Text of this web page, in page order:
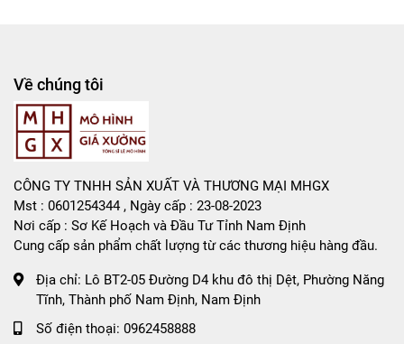
Về chúng tôi
CÔNG TY TNHH SẢN XUẤT VÀ THƯƠNG MẠI MHGX
Mst : 0601254344 , Ngày cấp : 23-08-2023
Nơi cấp : Sơ Kế Hoạch và Đầu Tư Tỉnh Nam Định
Cung cấp sản phẩm chất lượng từ các thương hiệu hàng đầu.
Địa chỉ: Lô BT2-05 Đường D4 khu đô thị Dệt, Phường Năng
Tĩnh, Thành phố Nam Định, Nam Định
Số điện thoại: 0962458888